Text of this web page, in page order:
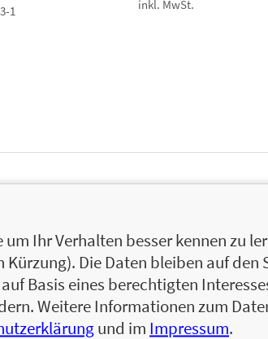
1 inkl. MwSt.
nach viel beachteten
Raum.
Gonder
Ihr Verhalten besser kennen zu
Die Daten bleiben auf den
Basis eines berechtigten
Weitere Informationen zum
und im Impressum.